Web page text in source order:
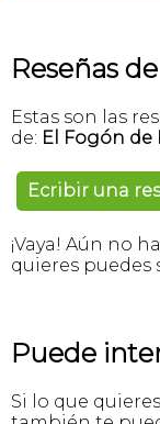
Reseñas
Estas son las
de: El Fogón de
Ecribir una
¡Vaya! Aún no
quieres puedes
Puede
Si lo que